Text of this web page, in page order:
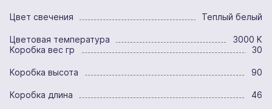
Цвет свечения Теплый белый
Цветовая температура
3000 K
Коробка вес гр
30
Коробка высота 90
Коробка длина 46